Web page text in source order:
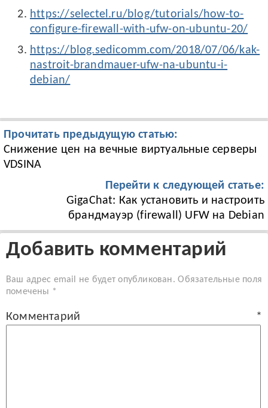
https://selectel.ru/blog/tutorials/how-to-
configure-firewall-with-ufw-on-ubuntu-20/
https://blog.sedicomm.com/2018/07/06/kak-
nastroit-brandmauer-ufw-na-ubuntu-i-
debian/
Прочитать предыдущую статью:
Снижение цен на вечные виртуальные серверы
VDSINA
Перейти к следующей статье:
GigaChat: Как установить и настроить
брандмауэр (firewall) UFW на Debian
Добавить комментарий
Ваш адрес email не будет опубликован. Обязательные поля
помечены *
Комментарий *